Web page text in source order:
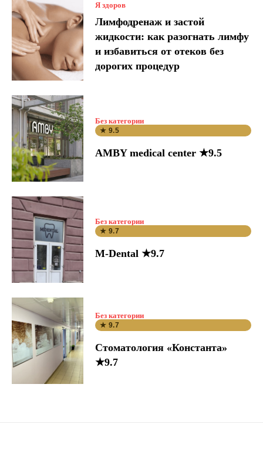
Я здоров
Лимфодренаж и застой
жидкости: как разогнать лимфу
и избавиться от отеков без
дорогих процедур
Без категории
★ 9.5
AMBY medical center ★9.5
Без категории
★ 9.7
M-Dental ★9.7
Без категории
★ 9.7
Стоматология «Константа»
★9.7